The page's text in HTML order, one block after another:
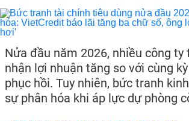
Nửa đầu năm 2026, nhiều công ty
nhận lợi nhuận tăng so với cùng
phục hồi. Tuy nhiên, bức tranh
sự phân hóa khi áp lực dự phòng